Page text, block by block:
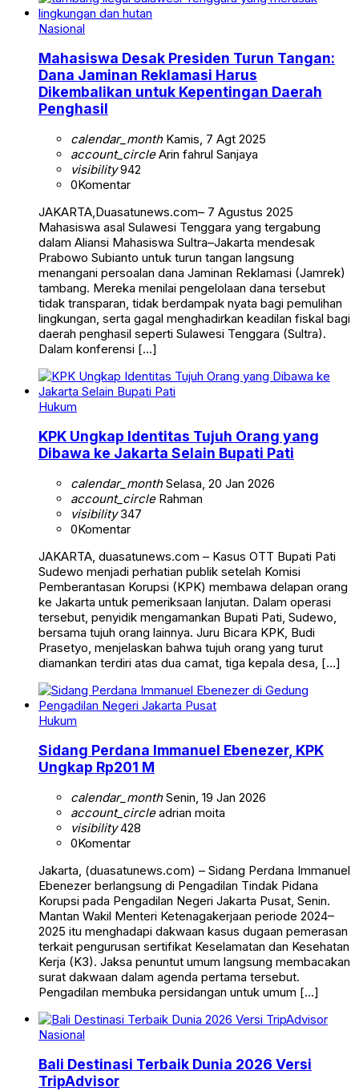
Nasional
Mahasiswa Desak Presiden Turun Tangan:
Dana Jaminan Reklamasi Harus
Dikembalikan untuk Kepentingan Daerah
Penghasil
calendar_monthKamis, 7 Agt 2025
account_circleArin fahrul Sanjaya
visibility942
0Komentar
JAKARTA,Duasatunews.com– 7 Agustus 2025
Mahasiswa asal Sulawesi Tenggara yang tergabung
dalam Aliansi Mahasiswa Sultra–Jakarta mendesak
Prabowo Subianto untuk turun tangan langsung
menangani persoalan dana Jaminan Reklamasi (Jamrek)
tambang. Mereka menilai pengelolaan dana tersebut
tidak transparan, tidak berdampak nyata bagi pemulihan
lingkungan, serta gagal menghadirkan keadilan fiskal bagi
daerah penghasil seperti Sulawesi Tenggara (Sultra).
Dalam konferensi […]
Hukum
KPK Ungkap Identitas Tujuh Orang yang
Dibawa ke Jakarta Selain Bupati Pati
calendar_monthSelasa, 20 Jan 2026
account_circleRahman
visibility347
0Komentar
JAKARTA, duasatunews.com – Kasus OTT Bupati Pati
Sudewo menjadi perhatian publik setelah Komisi
Pemberantasan Korupsi (KPK) membawa delapan orang
ke Jakarta untuk pemeriksaan lanjutan. Dalam operasi
tersebut, penyidik mengamankan Bupati Pati, Sudewo,
bersama tujuh orang lainnya. Juru Bicara KPK, Budi
Prasetyo, menjelaskan bahwa tujuh orang yang turut
diamankan terdiri atas dua camat, tiga kepala desa, […]
Hukum
Sidang Perdana Immanuel Ebenezer, KPK
Ungkap Rp201 M
calendar_monthSenin, 19 Jan 2026
account_circleadrian moita
visibility428
0Komentar
Jakarta, (duasatunews.com) – Sidang Perdana Immanuel
Ebenezer berlangsung di Pengadilan Tindak Pidana
Korupsi pada Pengadilan Negeri Jakarta Pusat, Senin.
Mantan Wakil Menteri Ketenagakerjaan periode 2024–
2025 itu menghadapi dakwaan kasus dugaan pemerasan
terkait pengurusan sertifikat Keselamatan dan Kesehatan
Kerja (K3). Jaksa penuntut umum langsung membacakan
surat dakwaan dalam agenda pertama tersebut.
Pengadilan membuka persidangan untuk umum […]
Nasional
Bali Destinasi Terbaik Dunia 2026 Versi
TripAdvisor